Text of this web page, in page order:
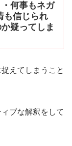
何事もネガ
も信じられ
疑ってしま
えてしまうこと
ブな解釈をして